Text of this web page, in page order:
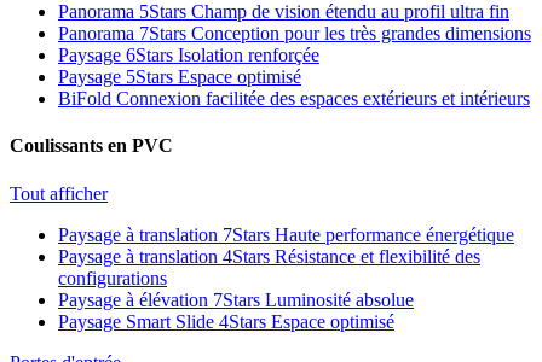
Panorama 5Stars Champ de vision étendu au profil ultra fin
Panorama 7Stars Conception pour les très grandes dimensions
Paysage 6Stars Isolation renforçée
Paysage 5Stars Espace optimisé
BiFold Connexion facilitée des espaces extérieurs et intérieurs
Coulissants en PVC
Tout afficher
Paysage à translation 7Stars Haute performance énergétique
Paysage à translation 4Stars Résistance et flexibilité des
configurations
Paysage à élévation 7Stars Luminosité absolue
Paysage Smart Slide 4Stars Espace optimisé